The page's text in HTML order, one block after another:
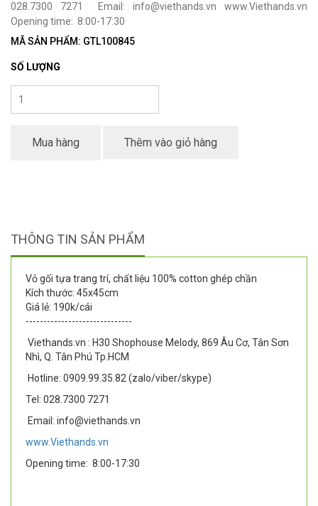
028.7300 7271 Email: info@viethands.vn www.Viethands.vn
Opening time: 8:00-17:30
MÃ SẢN PHẨM: GTL100845
SỐ LƯỢNG
Mua hàng Thêm vào giỏ hàng
THÔNG TIN SẢN PHẨM
Vỏ gối tựa trang trí, chất liệu 100% cotton ghép chần
Kích thước: 45x45cm
Giá lẻ: 190k/cái
------------------------------
Viethands.vn : H30 Shophouse Melody, 869 Âu Cơ, Tân Sơn
Nhì, Q. Tân Phú Tp.HCM
Hotline: 0909.99.35.82 (zalo/viber/skype)
Tel: 028.7300 7271
Email: info@viethands.vn
www.Viethands.vn
Opening time: 8:00-17:30